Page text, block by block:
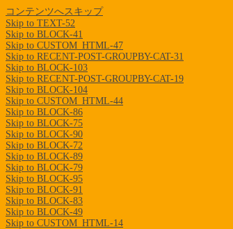
コンテンツへスキップ
Skip to TEXT-52
Skip to BLOCK-41
Skip to CUSTOM_HTML-47
Skip to RECENT-POST-GROUPBY-CAT-31
Skip to BLOCK-103
Skip to RECENT-POST-GROUPBY-CAT-19
Skip to BLOCK-104
Skip to CUSTOM_HTML-44
Skip to BLOCK-86
Skip to BLOCK-75
Skip to BLOCK-90
Skip to BLOCK-72
Skip to BLOCK-89
Skip to BLOCK-79
Skip to BLOCK-95
Skip to BLOCK-91
Skip to BLOCK-83
Skip to BLOCK-49
Skip to CUSTOM_HTML-14